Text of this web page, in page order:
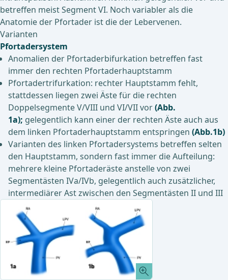
betreffen meist Segment VI. Noch variabler als die
Anatomie der Pfortader ist die der Lebervenen.
Varianten
Pfortadersystem
Anomalien der Pfortaderbifurkation betreffen fast
immer den rechten Pfortaderhauptstamm
Pfortadertrifurkation: rechter Hauptstamm fehlt,
stattdessen liegen zwei Äste für die rechten
Doppelsegmente V/VIII und VI/VII vor(Abb.
1a); gelegentlich kann einer der rechten Äste auch aus
dem linken Pfortaderhauptstamm entspringen (Abb.1b)
Varianten des linken Pfortadersystems betreffen selten
den Hauptstamm, sondern fast immer die Aufteilung:
mehrere kleine Pfortaderäste anstelle von zwei
Segmentästen IVa/IVb, gelegentlich auch zusätzlicher,
intermediärer Ast zwischen den Segmentästen II und III